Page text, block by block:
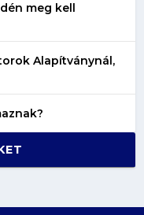
meg kell
Alapítványnál,